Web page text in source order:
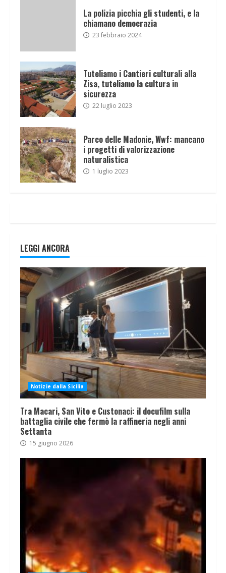
La polizia picchia gli studenti, e la
chiamano democrazia
23 febbraio 2024
Tuteliamo i Cantieri culturali alla
Zisa, tuteliamo la cultura in
sicurezza
22 luglio 2023
Parco delle Madonie, Wwf: mancano
i progetti di valorizzazione
naturalistica
1 luglio 2023
LEGGI ANCORA
Notizie dalla Sicilia
Tra Macari, San Vito e Custonaci: il docufilm sulla
battaglia civile che fermò la raffineria negli anni
Settanta
15 giugno 2026